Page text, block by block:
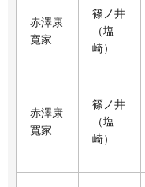
赤澤康
寬家
篠ノ井
（塩
崎）
赤澤康
寬家
篠ノ井
（塩
崎）